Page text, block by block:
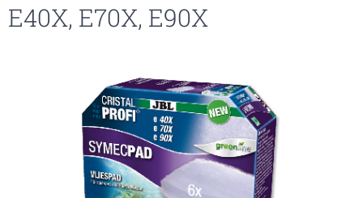
E40X, E70X, E90X